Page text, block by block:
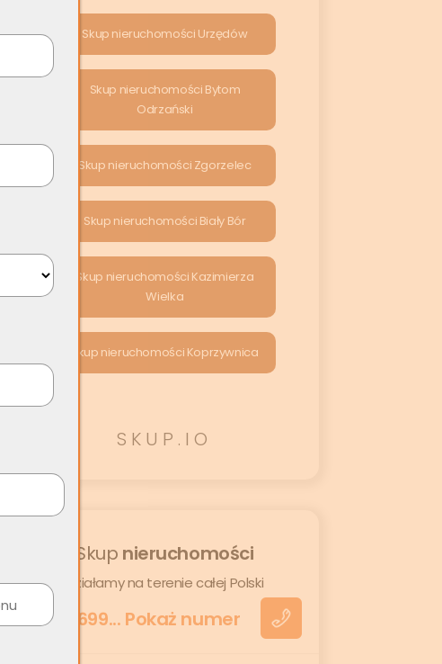
Skup nieruchomości Urzędów
Skup nieruchomości Bytom
Odrzański
Skup nieruchomości Zgorzelec
Skup nieruchomości Biały Bór
Skup nieruchomości Kazimierza
Wielka
Skup nieruchomości Koprzywnica
SKUP.IO
Skup nieruchomości
działamy na terenie całej Polski
+48 699... Pokaż numer